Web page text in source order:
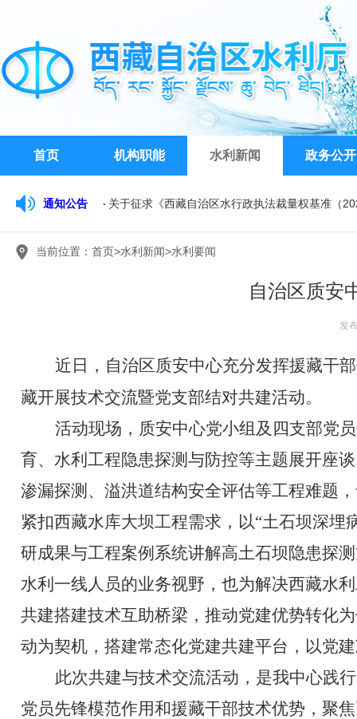
首页 机构职能 水利新闻 政务公开
通知公告 西藏自治区水文水资源勘测局关于公开比选公务
当前位置： 首页>水利新闻>水利要闻
自治区质安
发
近日，自治区质安中心充分发挥援藏干
藏开展技术交流暨党支部结对共建活动。
活动现场，质安中心党小组及四支部党
育、水利工程隐患探测与防控等主题展开座
渗漏探测、溢洪道结构安全评估等工程难题
紧扣西藏水库大坝工程需求，以“土石坝深
研成果与工程案例系统讲解高土石坝隐患探
水利一线人员的业务视野，也为解决西藏水
共建搭建技术互助桥梁，推动党建优势转化
动为契机，搭建常态化党建共建平台，以党
此次共建与技术交流活动，是我中心践
党员先锋模范作用和援藏干部技术优势，聚